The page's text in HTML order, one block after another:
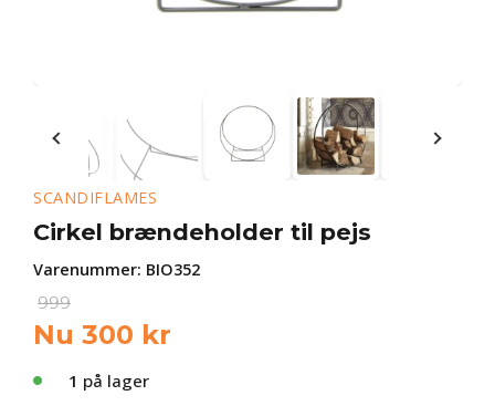
SCANDIFLAMES
Cirkel brændeholder til pejs
Varenummer: BIO352
999
Nu 300 kr
1 på lager